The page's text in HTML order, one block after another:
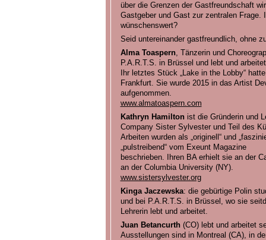
über die Grenzen der Gastfreundschaft
Gastgeber und Gast zur zentralen
wünschenswert?
Seid untereinander gastfreundlich, ohne
Alma Toaspern, Tänzerin und
P.A.R.T.S. in Brüssel und lebt und
Ihr letztes Stück „Lake in the Lobby“
Frankfurt. Sie wurde 2015 in das Artist
aufgenommen.
www.almatoaspern.com
Kathryn Hamiltonist die Gründerin und
Company Sister Sylvester und Teil des
Arbeiten wurden als „originell“ und
„pulstreibend“ vom Exeunt Magazine
beschrieben. Ihren BA erhielt sie an der
an der Columbia University (NY).
www.sistersylvester.org
Kinga Jaczewska: die gebürtige Polin
und bei P.A.R.T.S. in Brüssel, wo sie
Lehrerin lebt und arbeitet.
Juan Betancurth(CO) lebt und arbeitet
Ausstellungen sind in Montreal (CA), in